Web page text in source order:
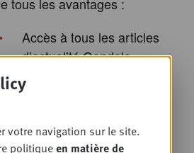
tous les avantages :
Accès à tous les articles
d’actualité Gondola
Lire jusqu’à 3 articles Plus
Recevoir la newsletter
exclusive de Gondola
votre navigation sur le site.
politiqueen matière de